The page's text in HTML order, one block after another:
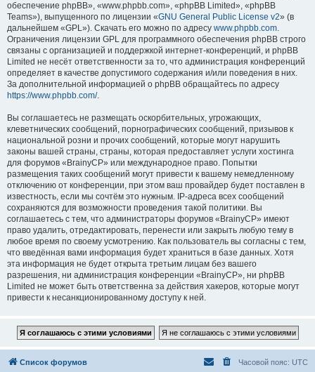
обеспечение phpBB», «www.phpbb.com», «phpBB Limited», «phpBB
Teams»), выпущенного по лицензии «GNU General Public License v2» (в
дальнейшем «GPL»). Скачать его можно по адресу www.phpbb.com.
Ограничения лицензии GPL для программного обеспечения phpBB строго
связаны с организацией и поддержкой интернет-конференций, и phpBB
Limited не несёт ответственности за то, что администрация конференций
определяет в качестве допустимого содержания и/или поведения в них.
За дополнительной информацией о phpBB обращайтесь по адресу
https://www.phpbb.com/.
Вы соглашаетесь не размещать оскорбительных, угрожающих,
клеветнических сообщений, порнографических сообщений, призывов к
национальной розни и прочих сообщений, которые могут нарушить
законы вашей страны, страны, которая предоставляет услуги хостинга
для форумов «BrainyCP» или международное право. Попытки
размещения таких сообщений могут привести к вашему немедленному
отключению от конференции, при этом ваш провайдер будет поставлен в
известность, если мы сочтём это нужным. IP-адреса всех сообщений
сохраняются для возможности проведения такой политики. Вы
соглашаетесь с тем, что администраторы форумов «BrainyCP» имеют
право удалить, отредактировать, перенести или закрыть любую тему в
любое время по своему усмотрению. Как пользователь вы согласны с тем,
что введённая вами информация будет храниться в базе данных. Хотя
эта информация не будет открыта третьим лицам без вашего
разрешения, ни администрация конференции «BrainyCP», ни phpBB
Limited не может быть ответственна за действия хакеров, которые могут
привести к несанкционированному доступу к ней.
Список форумов Часовой пояс: UTC